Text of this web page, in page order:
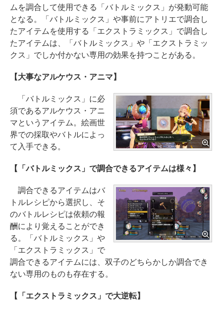
ムを調合して使用できる「バトルミックス」が発動可能
となる。「バトルミックス」や事前にアトリエで調合し
たアイテムを使用する「エクストラミックス」で調合し
たアイテムは、「バトルミックス」や「エクストラミッ
クス」でしか付かない専用の効果を持つことがある。
【大事なアルケウス・アニマ】
「バトルミックス」に必
須であるアルケウス・アニ
マというアイテム。絵画世
界での採取やバトルによっ
て入手できる。
【「バトルミックス」で調合できるアイテムは様々】
調合できるアイテムはバ
トルレシピから選択し、そ
のバトルレシピは依頼の報
酬により覚えることができ
る。「バトルミックス」や
「エクストラミックス」で
調合できるアイテムには、双子のどちらかしか調合でき
ない専用のものも存在する。
【「エクストラミックス」で大逆転】